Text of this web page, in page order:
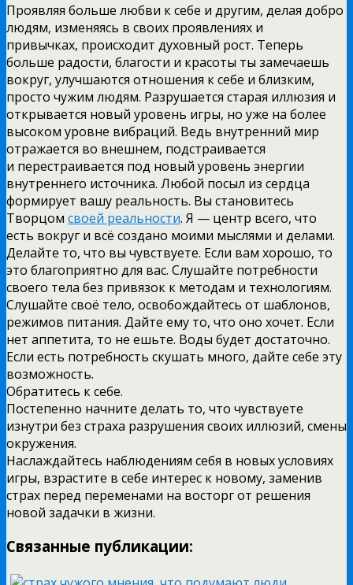
Проявляя больше любви к себе и другим, делая добро
людям, изменяясь в своих проявлениях и
привычках, происходит духовный рост. Теперь
больше радости, благости и красоты ты замечаешь
вокруг, улучшаются отношения к себе и близким,
просто чужим людям. Разрушается старая иллюзия и
открывается новый уровень игры, но уже на более
высоком уровне вибраций. Ведь внутренний мир
отражается во внешнем, подстраивается
и перестраивается под новый уровень энергии
внутреннего источника. Любой посыл из сердца
формирует вашу реальность. Вы становитесь
Творцом своей реальности. Я — центр всего, что
есть вокруг и всё создано моими мыслями и делами.
Делайте то, что вы чувствуете. Если вам хорошо, то
это благоприятно для вас. Слушайте потребности
своего тела без привязок к методам и технологиям.
Слушайте своё тело, освобождайтесь от шаблонов,
режимов питания. Дайте ему то, что оно хочет. Если
нет аппетита, то не ешьте. Воды будет достаточно.
Если есть потребность скушать много, дайте себе эту
возможность.
Обратитесь к себе.
Постепенно начните делать то, что чувствуете
изнутри без страха разрушения своих иллюзий, смены
окружения.
Наслаждайтесь наблюдениям себя в новых условиях
игры, взрастите в себе интерес к новому, заменив
страх перед переменами на восторг от решения
новой задачки в жизни.
Связанные публикации: